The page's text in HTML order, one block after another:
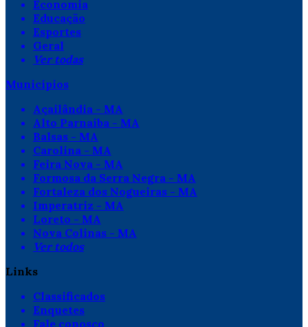
Economia
Educação
Esportes
Geral
Ver todas
Municípios
Açailândia - MA
Alto Parnaíba - MA
Balsas - MA
Carolina - MA
Feira Nova - MA
Formosa da Serra Negra - MA
Fortaleza dos Nogueiras - MA
Imperatriz - MA
Loreto - MA
Nova Colinas - MA
Ver todos
Links
Classificados
Enquetes
Fale conosco